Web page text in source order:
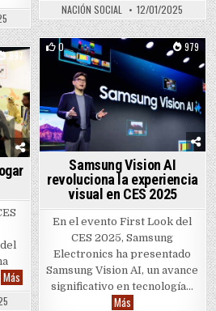
NACIÓN SOCIAL 12/01/2025
0 979
Posted in
Samsung Vision AI
revoluciona la experiencia
visual en CES 2025
En el evento First Look del
CES 2025, Samsung
Electronics ha presentado
Samsung Vision AI, un avance
significativo en tecnología…
MásSamsung Vision AI
897
MásSamsung redefine el hogar en CES 2025